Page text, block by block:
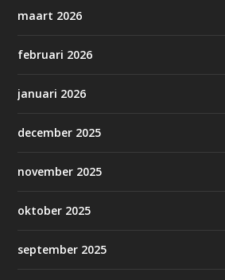
maart 2026
februari 2026
januari 2026
december 2025
november 2025
oktober 2025
september 2025